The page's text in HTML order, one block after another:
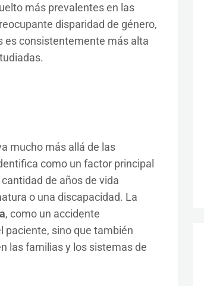
más prevalentes en las
disparidad de género,
es consistentemente más alta
mucho más allá de las
como un factor principal
de años de vida
o una discapacidad. La
, como un accidente
paciente, sino que también
las familias y los sistemas de